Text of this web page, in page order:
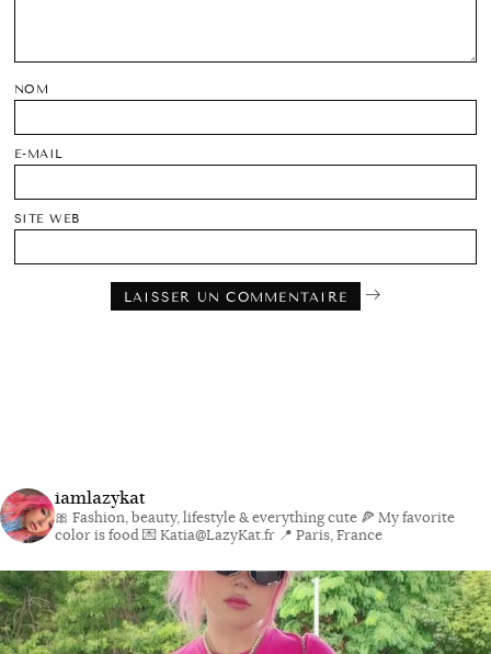
NOM
E-MAIL
SITE WEB
iamlazykat
🎀 Fashion, beauty, lifestyle & everything cute 🍕 My favorite
color is food💌 Katia@LazyKat.fr 📍 Paris, France